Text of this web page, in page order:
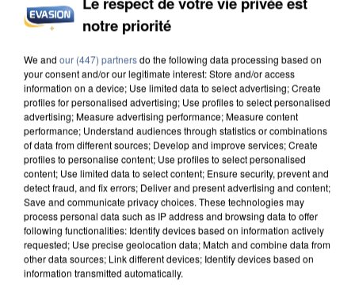
INCENDIES : L’ÎLE-DE-FRANCE LANCE UN ÉLAN
DE SOLIDARITÉ AVEC LES...
notre priorité
We and our (447) partnersdo the following data processing based on
your consent and/or our legitimate interest: Store and/or access
information on a device; Use limited data to select advertising; Create
profiles for personalised advertising; Use profiles to select personalised
advertising; Measure advertising performance; Measure content
performance; Understand audiences through statistics or combinations
of data from different sources; Develop and improve services; Create
profiles to personalise content; Use profiles to select personalised
content; Use limited data to select content; Ensure security, prevent and
detect fraud, and fix errors; Deliver and present advertising and content;
Save and communicate privacy choices. These technologies may
process personal data such as IP address and browsing data to offer
following functionalities: Identify devices based on information actively
requested; Use precise geolocation data; Match and combine data from
other data sources; Link different devices; Identify devices based on
information transmitted automatically.